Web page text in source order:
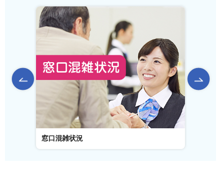
前のスライドを表示
窓口混雑状況